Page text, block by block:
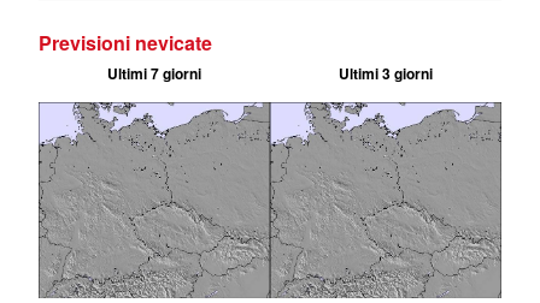
Previsioni nevicate
Ultimi 7 giorni Ultimi 3 giorni